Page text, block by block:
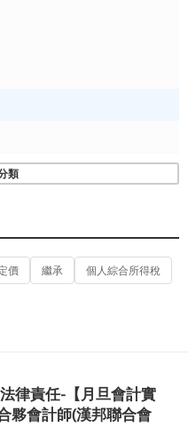
類
價 繼承
個人綜合所得稅
律責任-【月旦會計實
夥會計師(漢邦聯合會